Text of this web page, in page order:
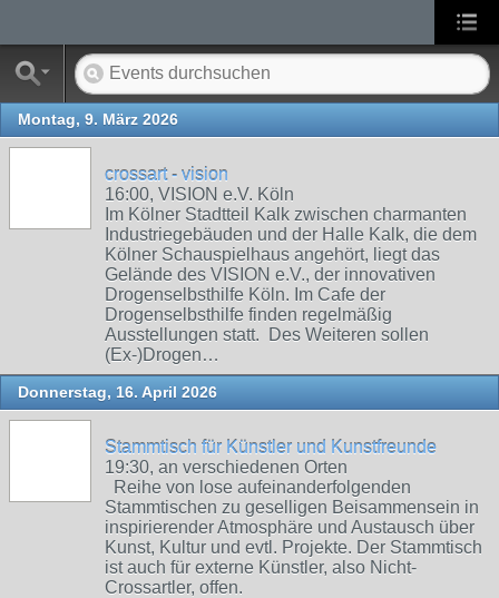
Montag, 9. März 2026
crossart - vision
16:00, VISION e.V. Köln
Im Kölner Stadtteil Kalk zwischen charmanten
Industriegebäuden und der Halle Kalk, die dem
Kölner Schauspielhaus angehört, liegt das
Gelände des VISION e.V., der innovativen
Drogenselbsthilfe Köln. Im Cafe der
Drogenselbsthilfe finden regelmäßig
Ausstellungen statt. Des Weiteren sollen
(Ex-)Drogen…
Donnerstag, 16. April 2026
Stammtisch für Künstler und Kunstfreunde
19:30, an verschiedenen Orten
Reihe von lose aufeinanderfolgenden
Stammtischen zu geselligen Beisammensein in
inspirierender Atmosphäre und Austausch über
Kunst, Kultur und evtl. Projekte. Der Stammtisch
ist auch für externe Künstler, also Nicht-
Crossartler, offen.